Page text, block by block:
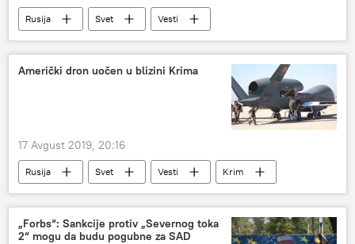
Rusija Svet Vesti
Američki dron uočen u blizini Krima
17 Avgust 2019, 20:16
Rusija Svet Vesti Krim
„Forbs“: Sankcije protiv „Severnog toka
2“ mogu da budu pogubne za SAD